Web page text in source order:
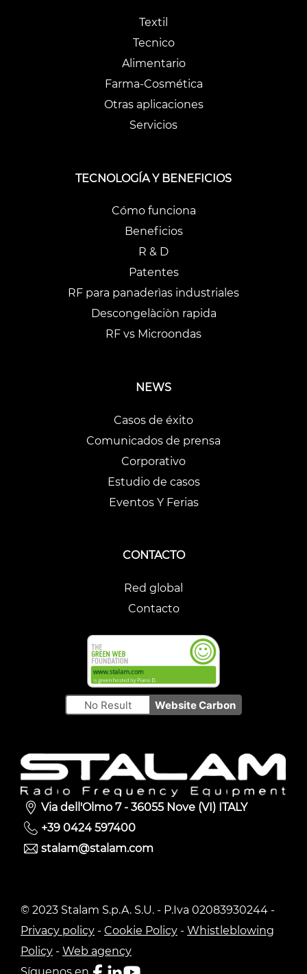
Textil
Tecnico
Alimentario
Farma-Cosmética
Otras aplicaciones
Servicios
TECNOLOGÍA Y BENEFICIOS
Cómo funciona
Beneficios
R & D
Patentes
RF para panaderìas industriales
Descongelàciòn rapida
RF vs Microondas
NEWS
Casos de éxito
Comunicados de prensa
Corporativo
Estudio de casos
Eventos Y Ferias
CONTACTO
Red global
Contacto
No Result Website Carbon
Via dell'Olmo 7 - 36055 Nove (VI) ITALY
+39 0424 597400
stalam@stalam.com
© 2023 Stalam S.p.A. S.U. - P.Iva 02083930244 -
Privacy policy - Cookie Policy - Whistleblowing
Policy - Web agency
Síguenos en